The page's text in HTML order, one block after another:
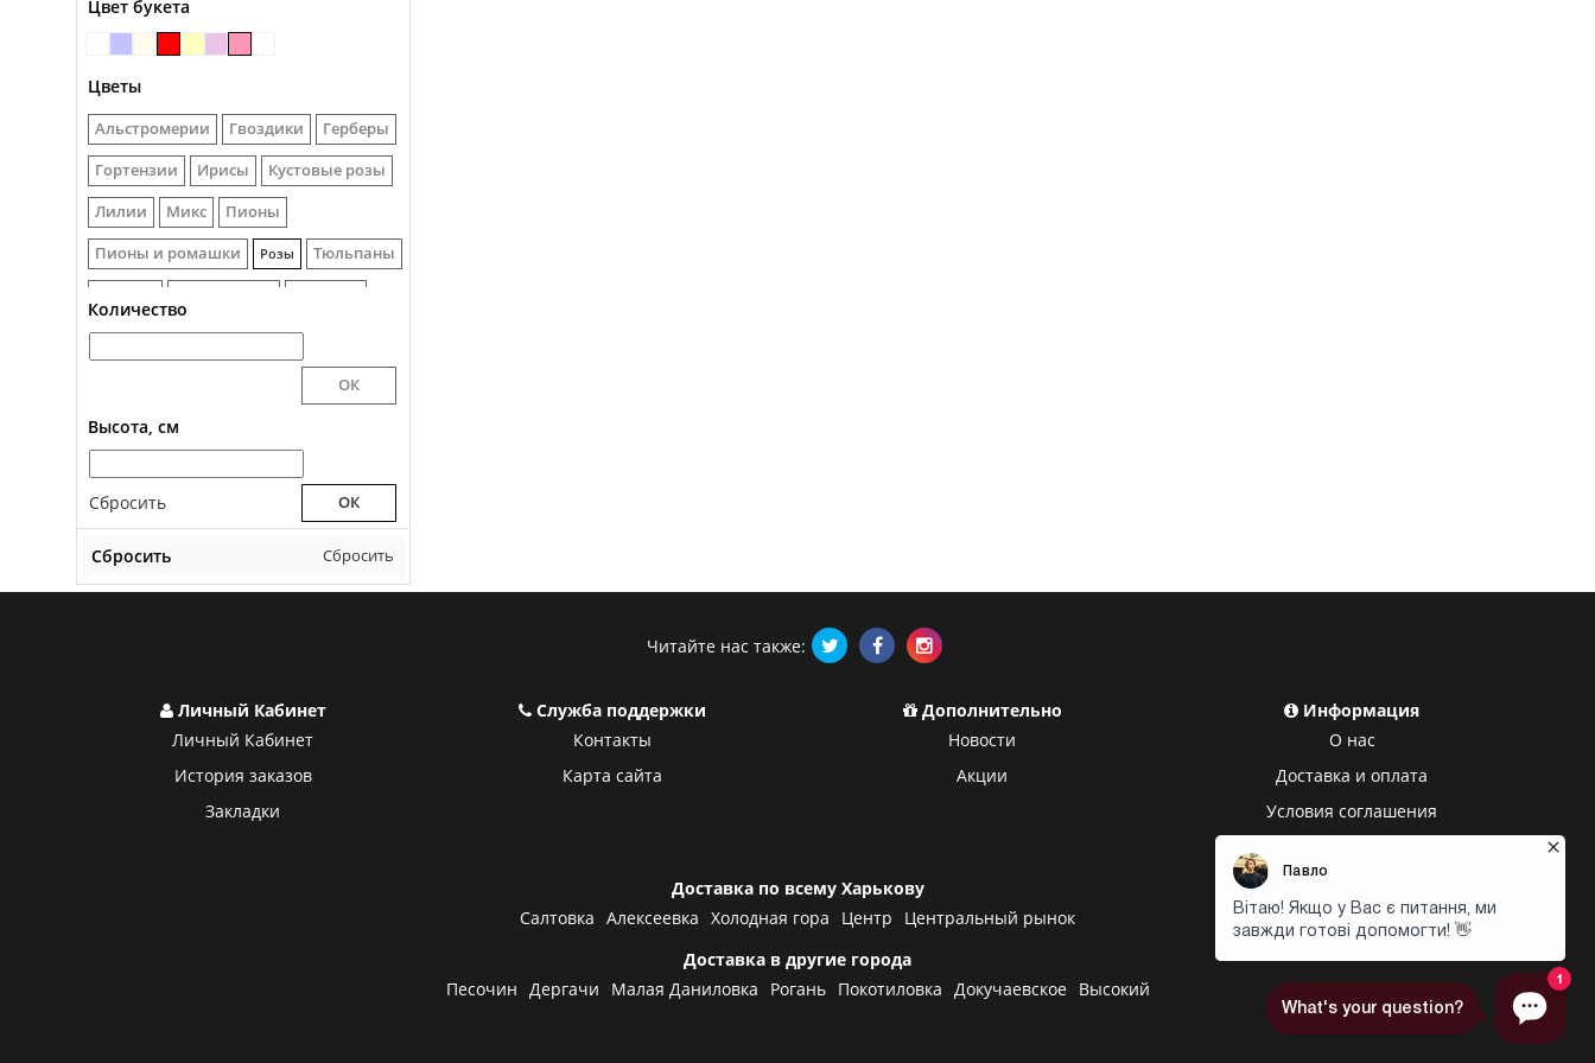
Цвет букета
Цветы
Альстромерии Гвоздики Герберы
Гортензии Ирисы Кустовые розы
Лилии Микс Пионы
Пионы и ромашки Розы Тюльпаны
Количество
Высота, см
Сбросить
Сбросить Сбросить
Читайте нас также:
Личный Кабинет
Личный Кабинет
История заказов
Закладки
Служба поддержки
Контакты
Карта сайта
Дополнительно
Новости
Акции
Информация
О нас
Доставка и оплата
Условия соглашения
Доставка по всему Харькову
Салтовка Алексеевка Холодная гора Центр
Центральный рынок
Доставка в другие города
Песочин Дергачи Малая Даниловка Рогань Покотиловка Докучаевское Высокий